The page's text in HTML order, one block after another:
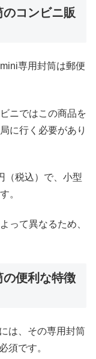
コンビニ販
専用封筒は郵便
ニではこの商品を
に行く必要があり
（税込）で、小型
。
って異なるため、
便利な特徴
は、その専用封筒
須です。